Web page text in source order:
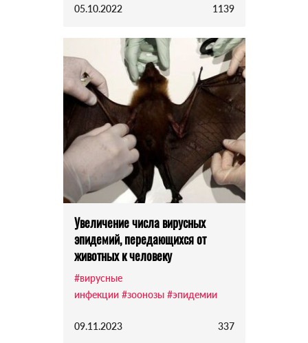
05.10.2022 1139
Увеличение числа вирусных
эпидемий, передающихся от
животных к человеку
#вирусные
инфекции #зоонозы #эпидемии
09.11.2023 337